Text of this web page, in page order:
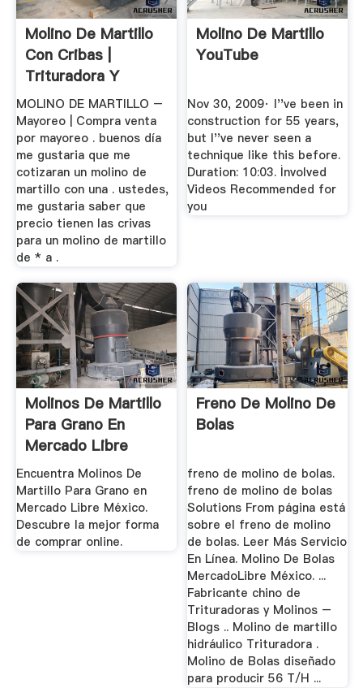
Molino De Martillo
Con Cribas |
Trituradora Y
Molinos
MOLINO DE MARTILLO –
Mayoreo | Compra venta
por mayoreo . buenos día
me gustaria que me
cotizaran un molino de
martillo con una . ustedes,
me gustaria saber que
precio tienen las crivas
para un molino de martillo
de * a .
Molino De Martillo
YouTube
Nov 30, 2009· I''ve been in
construction for 55 years,
but I''ve never seen a
technique like this before.
Duration: 10:03. İnvolved
Videos Recommended for
you
Molinos De Martillo
Para Grano En
Mercado Libre
México
Encuentra Molinos De
Martillo Para Grano en
Mercado Libre México.
Descubre la mejor forma
de comprar online.
Freno De Molino De
Bolas
freno de molino de bolas.
freno de molino de bolas
Solutions From página está
sobre el freno de molino
de bolas. Leer Más Servicio
En Línea. Molino De Bolas
MercadoLibre México. ...
Fabricante chino de
Trituradoras y Molinos –
Blogs .. Molino de martillo
hidráulico Trituradora .
Molino de Bolas diseñado
para producir 56 T/H ...